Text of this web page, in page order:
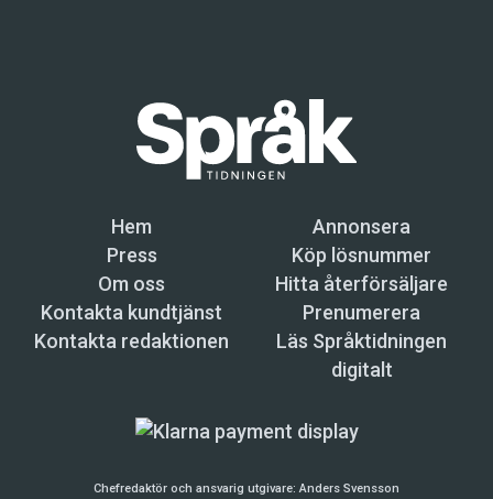
Hem
Annonsera
Press
Köp lösnummer
Om oss
Hitta återförsäljare
Kontakta kundtjänst
Prenumerera
Kontakta redaktionen
Läs Språktidningen
digitalt
Chefredaktör och ansvarig utgivare:Anders Svensson